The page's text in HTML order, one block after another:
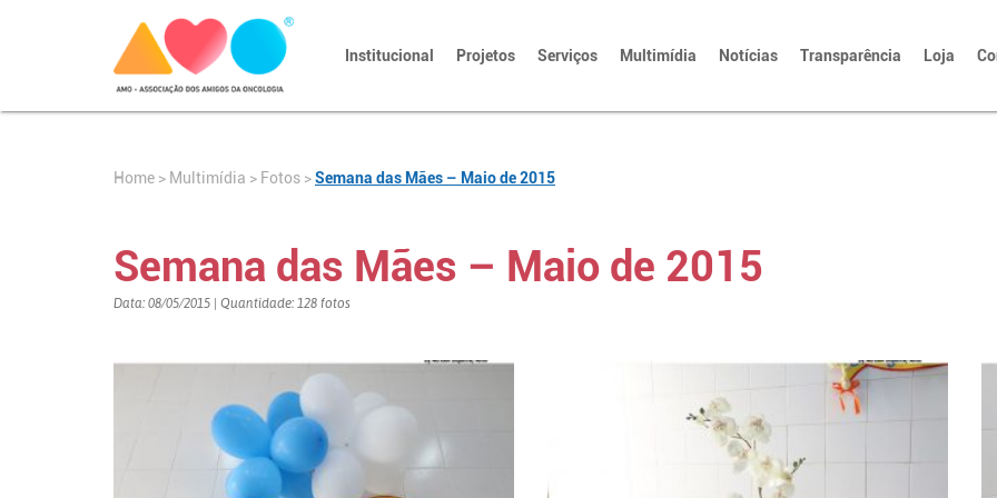
Institucional Projetos Serviços Multimídia Notícias Transparência Loja
Home > Multimídia > Fotos >Semana das Mães – Maio de 2015
Semana das Mães – Maio de 2015
Data: 08/05/2015 | Quantidade: 128 fotos